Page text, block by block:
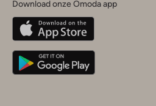
Belgique(Français)
Deutschland
Download onze Omoda app